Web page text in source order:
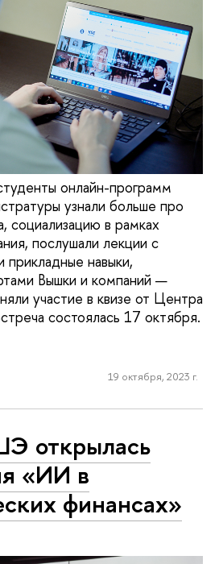
онлайн-программ
узнали больше про
социализацию в рамках
послушали лекции с
прикладные навыки,
Вышки и компаний —
участие в квизе от Центра
состоялась 17 октября.
19 октября, 2023 г.
открылась
«ИИ в
финансах»